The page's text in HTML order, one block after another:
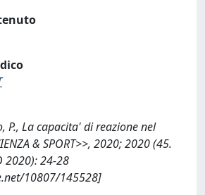
P., La capacita' di reazione nel
& SPORT>>, 2020; 2020 (45.
2020): 24-28
10807/145528]